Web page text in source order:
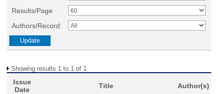
Results/Page
Authors/Record:
Showing results 1 to 1 of 1
Issue
Date
Title Author(s)